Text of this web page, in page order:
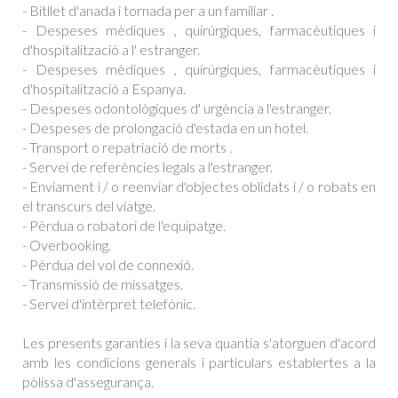
- Bitllet d'anada i tornada per a un familiar .
- Despeses mèdiques , quirúrgiques, farmacèutiques i
d'hospitalització a l' estranger.
- Despeses mèdiques , quirúrgiques, farmacèutiques i
d'hospitalització a Espanya.
- Despeses odontològiques d' urgència a l'estranger.
- Despeses de prolongació d'estada en un hotel.
- Transport o repatriació de morts .
- Servei de referències legals a l'estranger.
- Enviament i / o reenviar d'objectes oblidats i / o robats en
el transcurs del viatge.
- Pèrdua o robatori de l'equipatge.
- Overbooking.
- Pèrdua del vol de connexió.
- Transmissió de missatges.
- Servei d'intèrpret telefònic.
Les presents garanties i la seva quantia s'atorguen d'acord
amb les condicions generals i particulars establertes a la
pòlissa d'assegurança.